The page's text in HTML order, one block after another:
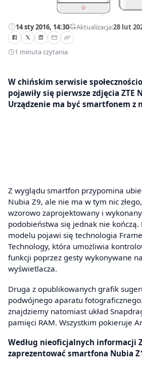
14 sty 2016, 14:30—Aktualizacja:28 lut
1 minuta czytania
W chińskim serwisie
pojawiły się pierwsze zdjęcia ZTE
Urządzenie ma być smartfonem z
Z wyglądu smartfon przypomina
Nubia Z9, ale nie ma w tym nic
wzorowo zaprojektowany i
podobieństwa się jednak nie kończą.
modelu pojawi się technologia
Technology, która umożliwia
funkcji poprzez gesty wykonywane
wyświetlacza.
Druga z opublikowanych grafik
podwójnego aparatu
znajdziemy natomiast układ
pamięci RAM. Wszystkim pokieruje
Według nieoficjalnych informacji
zaprezentować smartfona Nubia